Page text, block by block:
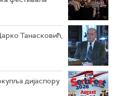
Танасковић,
дијаспору